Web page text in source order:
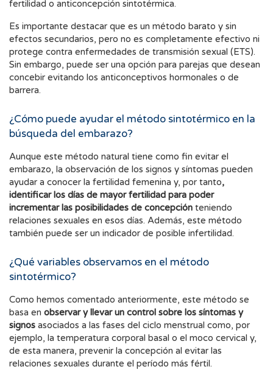
fertilidad o anticoncepción sintotérmica.
Es importante destacar que es un método barato y sin
efectos secundarios, pero no es completamente efectivo ni
protege contra enfermedades de transmisión sexual (ETS).
Sin embargo, puede ser una opción para parejas que desean
concebir evitando los anticonceptivos hormonales o de
barrera.
¿Cómo puede ayudar el método sintotérmico en la
búsqueda del embarazo?
Aunque este método natural tiene como fin evitar el
embarazo, la observación de los signos y síntomas pueden
ayudar a conocer la fertilidad femenina y, por tanto,
identificar los días de mayor fertilidad para poder
incrementar las posibilidades de concepción teniendo
relaciones sexuales en esos días. Además, este método
también puede ser un indicador de posible infertilidad.
¿Qué variables observamos en el método
sintotérmico?
Como hemos comentado anteriormente, este método se
basa en observar y llevar un control sobre los síntomas y
signos asociados a las fases del ciclo menstrual como, por
ejemplo, la temperatura corporal basal o el moco cervical y,
de esta manera, prevenir la concepción al evitar las
relaciones sexuales durante el período más fértil.